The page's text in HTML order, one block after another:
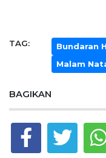
TAG: Bundaran
Malam
BAGIKAN